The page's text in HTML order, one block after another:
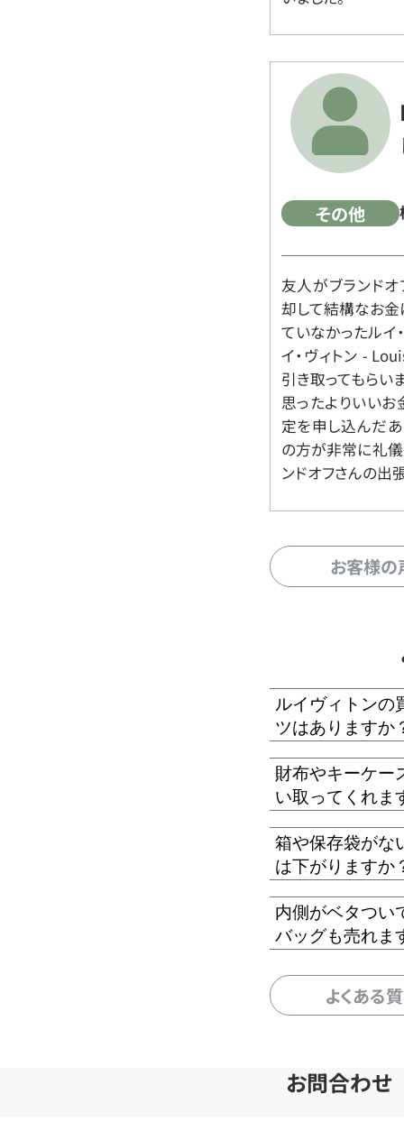
その他
友人がブランド
却して結構なお金
ていなかったルイ
イ・ヴィトン -
引き取ってもらい
思ったよりいいお
定を申し込んだ
の方が非常に礼儀
ンドオフさんの出
お客様
ルイヴィトンの
ツはありますか
財布やキーケー
い取ってくれま
箱や保存袋がな
は下がりますか
内側がベタつい
バッグも売れま
よくある
お問合わせ